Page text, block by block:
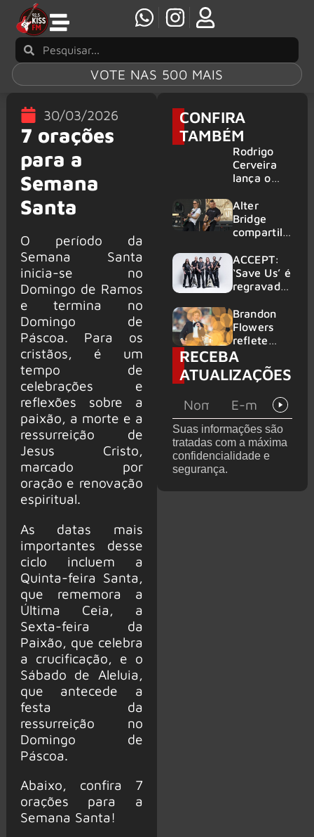
VOTE NAS 500 MAIS
30/03/2026
7 orações
para a
Semana
Santa
O período da
Semana Santa
inicia-se no
Domingo de Ramos
e termina no
Domingo de
Páscoa. Para os
cristãos, é um
tempo de
celebrações e
reflexões sobre a
paixão, a morte e a
ressurreição de
Jesus Cristo,
marcado por
oração e renovação
espiritual.
As datas mais
importantes desse
ciclo incluem a
Quinta-feira Santa,
que rememora a
Última Ceia, a
Sexta-feira da
Paixão, que celebra
a crucificação, e o
Sábado de Aleluia,
que antecede a
festa da
ressurreição no
Domingo de
Páscoa.
Abaixo, confira 7
orações para a
Semana Santa!
CONFIRA
TAMBÉM
Rodrigo
Cerveira
lança o
Searcher”
Alter
Bridge
compartilh
vivo de
“Fortress”
gravada
am Ring
2026
ACCEPT:
‘Save Us’ é
regravada
membros
do GHOST
e KORN
Brandon
Flowers
reflete
sobre o
futuro e
levanta
de de
deixar os
palcos
RECEBA
ATUALIZAÇÕES
Suas informações são
tratadas com a máxima
confidencialidade e
segurança.